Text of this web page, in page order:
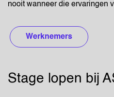
nooit wanneer die ervaringen
Werknemers
Stage lopen bij